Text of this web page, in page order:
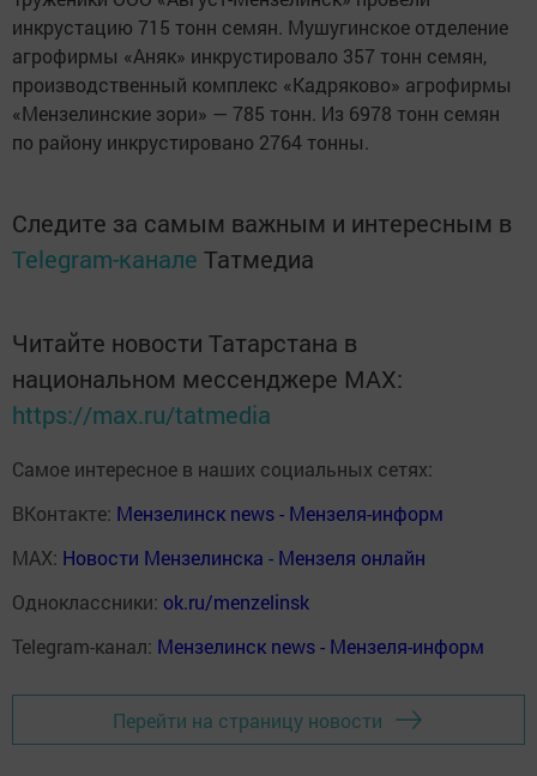
инкрустацию 715 тонн семян. Мушугинское отделение
агрофирмы «Аняк» инкрустировало 357 тонн семян,
производственный комплекс «Кадряково» агрофирмы
«Мензелинские зори» — 785 тонн. Из 6978 тонн семян
по району инкрустировано 2764 тонны.
Следите за самым важным и интересным в
Telegram-канале Татмедиа
Читайте новости Татарстана в
национальном мессенджере MАХ:
https://max.ru/tatmedia
Самое интересное в наших социальных сетях:
ВКонтакте: Мензелинск news - Мензеля-информ
MAX: Новости Мензелинска - Мензеля онлайн
Одноклассники: ok.ru/menzelinsk
Telegram-канал: Мензелинск news - Мензеля-информ
Перейти на страницу новости